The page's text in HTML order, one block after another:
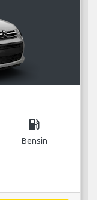
local_gas_station
Bensin